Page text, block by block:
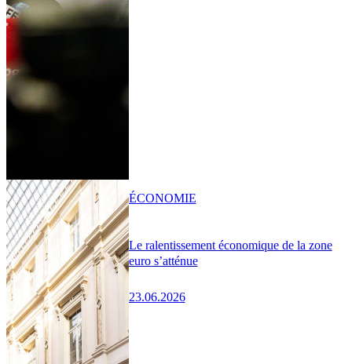
Le ralentissement économique de la zone
euro s’atténue
23.06.2026
ÉCONOMIE